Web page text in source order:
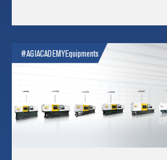
#AGIACADEMYEquipments